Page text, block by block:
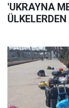
'UKRAYNA